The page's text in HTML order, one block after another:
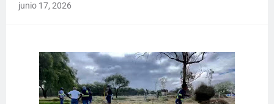
junio 17, 2026